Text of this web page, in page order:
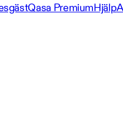
Qasa PremiumHjälp